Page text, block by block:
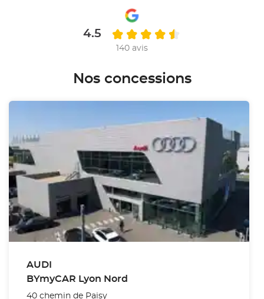
4.5
140 avis
Nos concessions
AUDI
BYmyCAR Lyon Nord
40 chemin de Paisy